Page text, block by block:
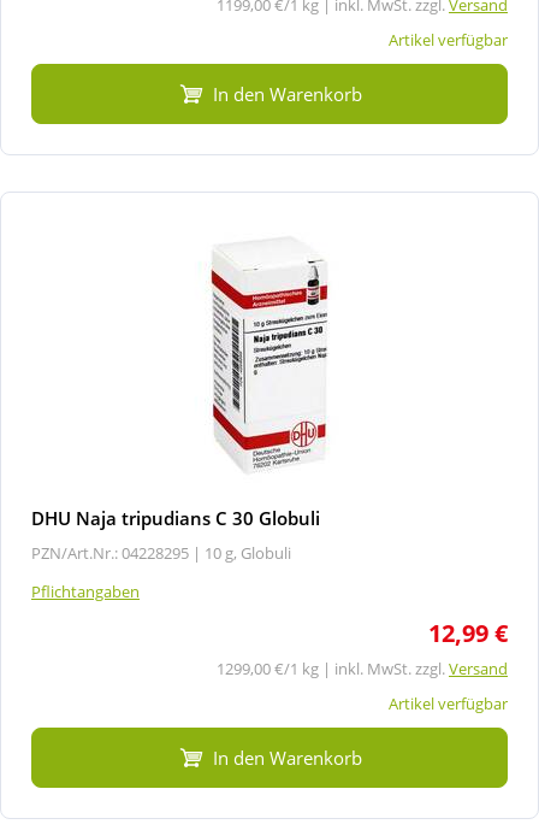
1199,00 €/1 kg | inkl. MwSt. zzgl.Versand
Artikel verfügbar
In den Warenkorb
DHU Naja tripudians C 30 Globuli
PZN/Art.Nr.: 04228295 | 10 g, Globuli
Pflichtangaben
12,99 €
1299,00 €/1 kg | inkl. MwSt. zzgl.Versand
Artikel verfügbar
In den Warenkorb